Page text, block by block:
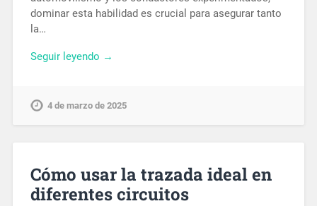
dominar esta habilidad es crucial para asegurar tanto
la…
Seguir leyendo →
4 de marzo de 2025
Cómo usar la trazada ideal en
diferentes circuitos